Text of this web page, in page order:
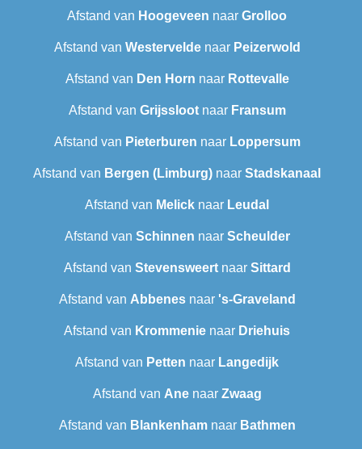
Afstand van Hoogeveen naar Grolloo
Afstand van Westerveldenaar Peizerwold
Afstand van Den Horn naar Rottevalle
Afstand van Grijsslootnaar Fransum
Afstand van Pieterburen naar Loppersum
Afstand van Bergen (Limburg) naar Stadskanaal
Afstand van Melick naar Leudal‎
Afstand van Schinnen naar Scheulder
Afstand van Stevensweertnaar Sittard
Afstand van Abbenesnaar 's-Graveland
Afstand van Krommenie naar Driehuis
Afstand van Petten naar Langedijk
Afstand van Anenaar Zwaag
Afstand van Blankenhamnaar Bathmen